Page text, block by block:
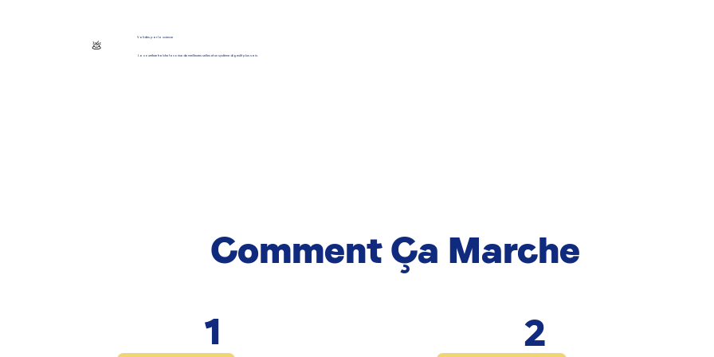
💩
Validés par la science
La nourriture fraîche favorise de meilleures selles et un système digestif plus sain.
Comment Ça Marche
1
2